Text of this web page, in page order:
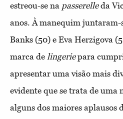
estreou-se na passerelleda
anos. À manequim
Banks (50) e Eva Herzigova
marca de lingeriepara
apresentar uma visão mais
evidente que se trata de uma
alguns dos maiores aplausos